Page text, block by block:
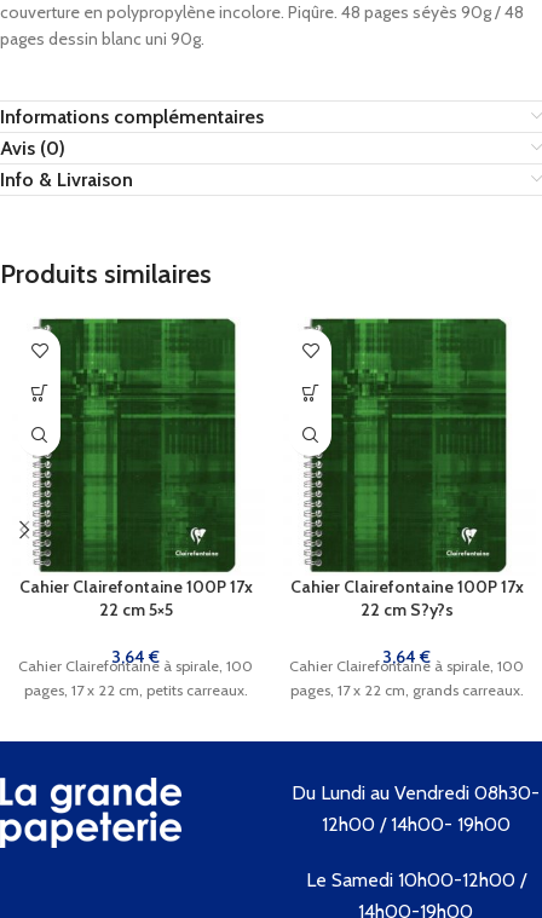
couverture en polypropylène incolore. Piqûre. 48 pages séyès 90g / 48
pages dessin blanc uni 90g.
Informations complémentaires
Avis (0)
Info & Livraison
Produits similaires
Cahier Clairefontaine 100P 17x
22 cm 5×5
3,64€
Cahier Clairefontaine à spirale, 100
pages, 17 x 22 cm, petits carreaux.
Cahier Clairefontaine 100P 17x
22 cm S?y?s
3,64€
Cahier Clairefontaine à spirale, 100
pages, 17 x 22 cm, grands carreaux.
Du Lundi au Vendredi 08h30-
12h00 / 14h00- 19h00
Le Samedi 10h00-12h00 /
14h00-19h00